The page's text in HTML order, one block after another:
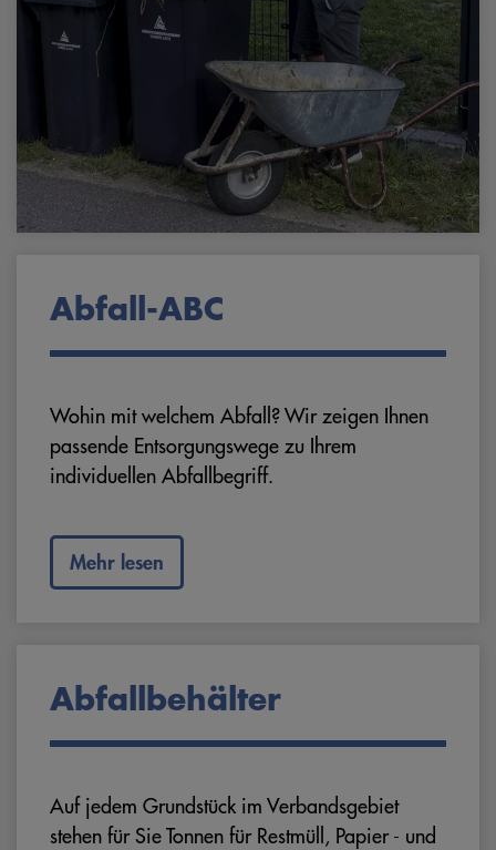
Abfall-ABC
Wohin mit welchem Abfall? Wir zeigen Ihnen
passende Entsorgungswege zu Ihrem
individuellen Abfallbegriff.
Mehr lesen
Abfallbehälter
Auf jedem Grundstück im Verbandsgebiet
stehen für Sie Tonnen für Restmüll, Papier - und